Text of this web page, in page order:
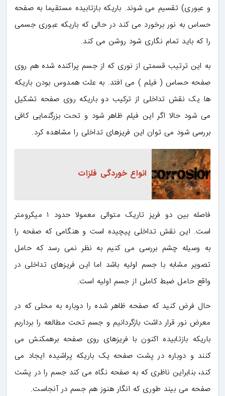
و عبوری) تقسیم می شوند. باریکه بازتابیده مستقیما به صفحه
حساس به نور برخورد می کند در حالی که باریکه عبوری جسمی
را که باید تمام نگاری شود روشن می کند.
به این ترتیب قسمتی از نوری که از جسم پراکنده شده هم روی
صفحه حساس ( فیلم ) می افتد. به علت همدوس بودن باریکه
ها یک نقش تداخلی از ترکیب دو باریکه روی صفحه تشکیل
می شود حالا اگر این فیلم ظاهر شود و تحت بزرگنمایی کافی
بررسی شود می توان این فریزهای تداخلی را مشاهده کرد.
انواع خوردگی فلزات
فاصله بین دو فریز تاریک متوالی معمولا حدود ۱ میکرومتر
است. این نقش تداخلی پیچیده است و هنگامی که صفحه را
به وسیله چشم بررسی می کنیم به نظر نمی رسد که حامل
تصویر مشابه با جسم اولیه باشد اما این فریزهای تداخلی در
واقع حامل ضبط کاملی از جسم اولیه است.
حال فرض کنید که صفحه ظاهر شده را دوباره به محلی که در
معرض نور قرار داشت بازگردانیم و جسم تحت مطالعه را برداربم
باریکه بازتابیده اکنون با فریزهای روی صفحه برهمکنش می
کنند و دوباره در پشت صفحه یک باریکه پراشیده ایجاد می
کند، بنابراین ناظری که به صفحه نگاه می کند جسم را در پشت
صفحه می بیند طوری که انگار هنوز هم جسم در آنجاست.